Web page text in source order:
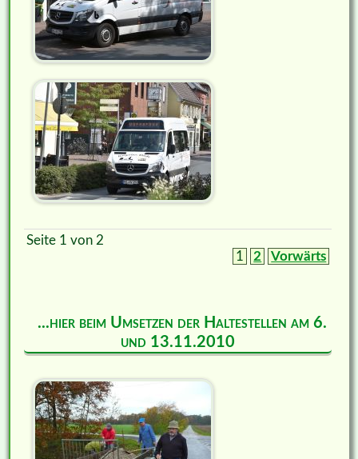
Seite 1 von 2
1
2 Vorwärts
...hier beim Umsetzen der Haltestellen am 6.
und 13.11.2010